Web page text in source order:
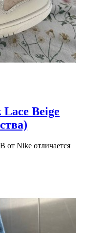
Beige
от Nike отличается